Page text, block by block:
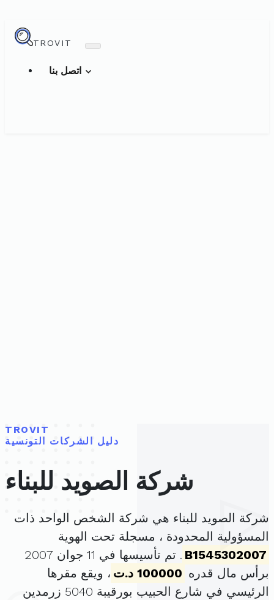
TROVIT
TROVIT
دليل الشركات التونسية
شركة الصويد للبناء
شركة الصويد للبناء هي شركة الشخص الواحد ذات
المسؤولية المحدودة ، مسجلة تحت الهوية
B1545302007
. تم تأسيسها في 11 جوان 2007
برأس مال قدره 100000 د.ت
، ويقع مقرها
الرئيسي في شارع الحبيب بورقيبة 5040 زرمدين